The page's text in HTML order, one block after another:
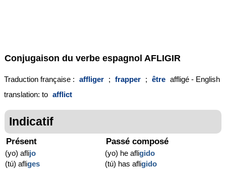
Conjugaison du verbe espagnol AFLIGIR
Traduction française : affliger ; frapper ; être affligé - English
translation: to afflict
Indicatif
Présent
(yo) aflijo
(tú) afliges
Passé composé
(yo) he afligido
(tú) has afligido